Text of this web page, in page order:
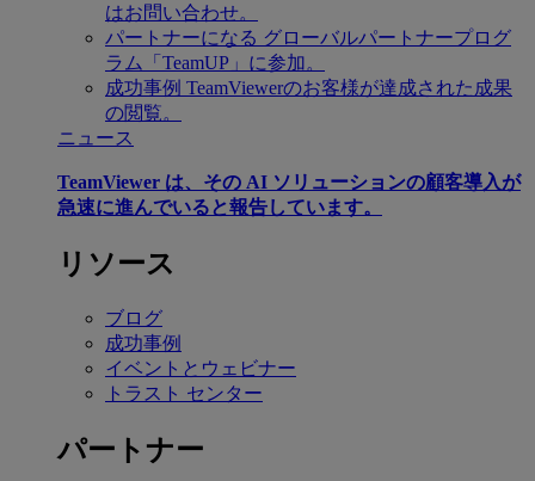
はお問い合わせ。
パートナーになる グローバルパートナープログ
ラム「TeamUP」に参加。
成功事例 TeamViewerのお客様が達成された成果
の閲覧。
ニュース
TeamViewer は、その AI ソリューションの顧客導入が
急速に進んでいると報告しています。
リソース
ブログ
成功事例
イベントとウェビナー
トラスト センター
パートナー